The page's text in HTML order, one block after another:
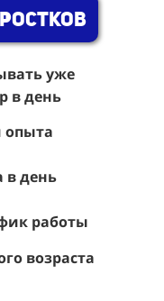
уже
в день
опыта
в день
работы
возраста